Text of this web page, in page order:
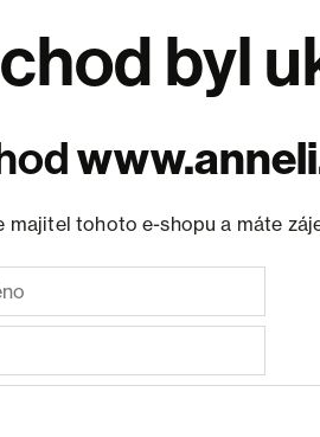
byl
majitel tohoto e-shopu a máte